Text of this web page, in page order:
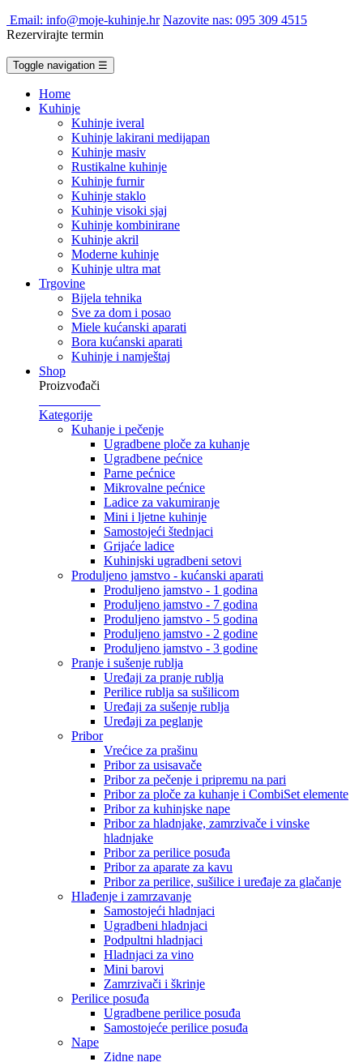
Email: info@moje-kuhinje.hr Nazovite nas: 095 309 4515
Rezervirajte termin
Toggle navigation ☰
Home
Kuhinje
Kuhinje iveral
Kuhinje lakirani medijapan
Kuhinje masiv
Rustikalne kuhinje
Kuhinje furnir
Kuhinje staklo
Kuhinje visoki sjaj
Kuhinje kombinirane
Kuhinje akril
Moderne kuhinje
Kuhinje ultra mat
Trgovine
Bijela tehnika
Sve za dom i posao
Miele kućanski aparati
Bora kućanski aparati
Kuhinje i namještaj
Shop
Proizvođači
Kategorije
Kuhanje i pečenje
Ugradbene ploče za kuhanje
Ugradbene pećnice
Parne pećnice
Mikrovalne pećnice
Ladice za vakumiranje
Mini i ljetne kuhinje
Samostojeći štednjaci
Grijaće ladice
Kuhinjski ugradbeni setovi
Produljeno jamstvo - kućanski aparati
Produljeno jamstvo - 1 godina
Produljeno jamstvo - 7 godina
Produljeno jamstvo - 5 godina
Produljeno jamstvo - 2 godine
Produljeno jamstvo - 3 godine
Pranje i sušenje rublja
Uređaji za pranje rublja
Perilice rublja sa sušilicom
Uređaji za sušenje rublja
Uređaji za peglanje
Pribor
Vrećice za prašinu
Pribor za usisavače
Pribor za pečenje i pripremu na pari
Pribor za ploče za kuhanje i CombiSet elemente
Pribor za kuhinjske nape
Pribor za hladnjake, zamrzivače i vinske
hladnjake
Pribor za perilice posuđa
Pribor za aparate za kavu
Pribor za perilice, sušilice i uređaje za glačanje
Hlađenje i zamrzavanje
Samostojeći hladnjaci
Ugradbeni hladnjaci
Podpultni hladnjaci
Hladnjaci za vino
Mini barovi
Zamrzivači i škrinje
Perilice posuđa
Ugradbene perilice posuđa
Samostojeće perilice posuđa
Nape
Zidne nape